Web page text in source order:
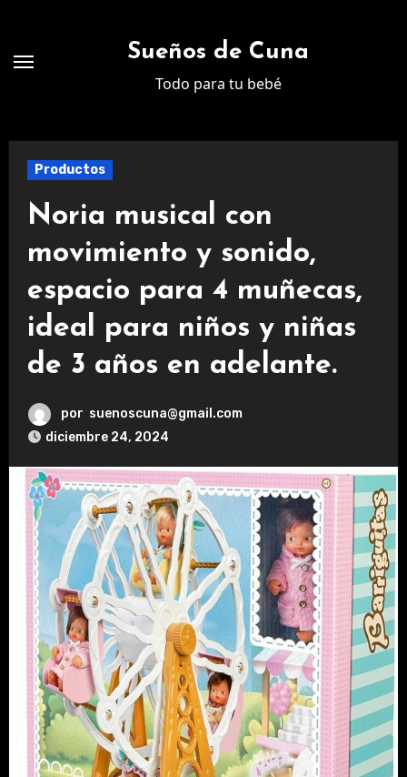
contenido
Sueños de Cuna
Todo para tu bebé
Productos
Noria musical con
movimiento y sonido,
espacio para 4 muñecas,
ideal para niños y niñas
de 3 años en adelante.
por suenoscuna@gmail.com
diciembre 24, 2024